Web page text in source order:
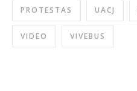
PROTESTAS UACJ
VIDEO VIVEBUS